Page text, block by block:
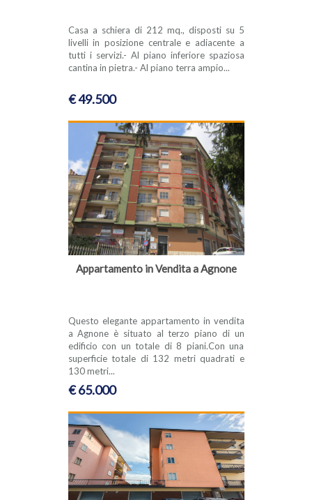
Casa a schiera di 212 mq., disposti su 5
livelli in posizione centrale e adiacente a
tutti i servizi.- Al piano inferiore spaziosa
cantina in pietra.- Al piano terra ampio...
€ 49.500
Appartamento in Vendita a Agnone
Questo elegante appartamento in vendita
a Agnone è situato al terzo piano di un
edificio con un totale di 8 piani.Con una
superficie totale di 132 metri quadrati e
130 metri...
€ 65.000